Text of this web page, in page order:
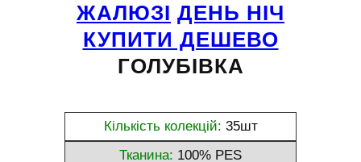
ЖАЛЮЗІ ДЕНЬ НІЧ
КУПИТИ ДЕШЕВО
ГОЛУБІВКА
Кількість колекцій: 35шт
Тканина: 100% PES